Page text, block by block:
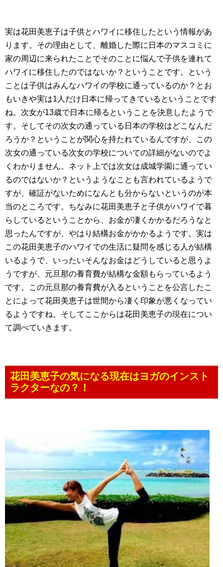
実は花田美恵子は子供とハワイに移住したという情報があ
ります。その理由として、離婚した際に日本のマスコミに
家の周辺に来られたことでそのことに悩んで子供を連れて
ハワイに移住したのではないか？ということです。という
ことは子供はみんなハワイの学校に通っているのか？とお
もいきや実は1人だけ日本に帰ってきているということです
ね。次女が13歳で日本に帰るということを決意したようで
す。そしてその次女の通っている日本の学校はどこなんだ
ろうか？ということが関心を持たれているんですが、この
次女の通っている次女の学校についての詳細がないのでよ
くわかりません。ネット上では次女は成城学園に通ってい
るのではないか？というようなことも言われているようで
すが、確証がないためになんとも分からないというのが本
当のところです。ちなみに花田美恵子と子供がハワイで暮
らしているということから、お金が凄くかかるだろうなと
思ったんですが、やはり結構お金がかかるようです。実は
この花田美恵子のハワイでの生活に疑問を感じる人が結構
いるようで、いったいそんなお金はどうしていると思うよ
うですが、元旦那の養育費が結構な金額もらっているよう
です。この元旦那の養育費が入るということを公言したこ
とによって花田美恵子は世間から凄く印象が悪くなってい
るようですね。そしてここからは花田美恵子の現在につい
て調べていきます。
花田美恵子の気になる現在はヨガのインスト
ラクターなの？！